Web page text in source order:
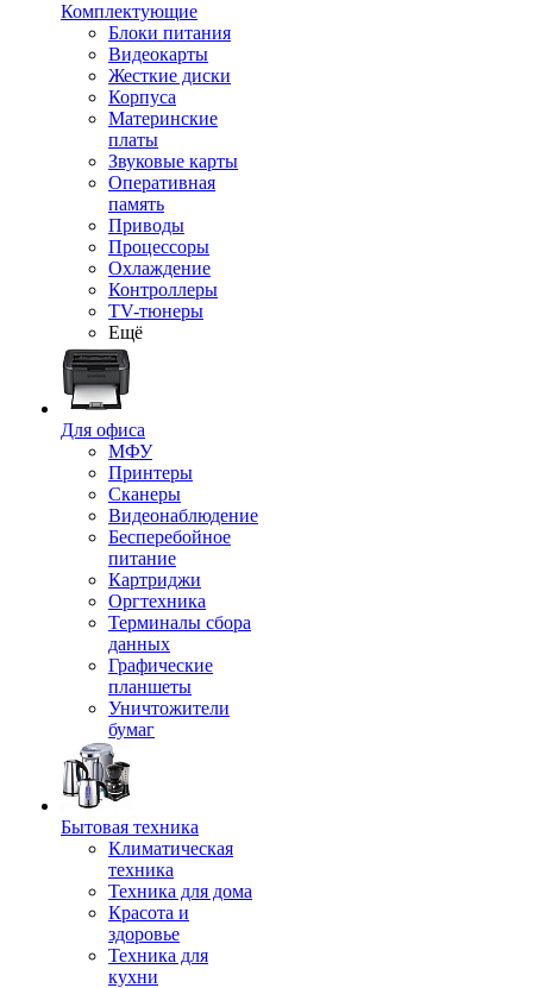
Комплектующие
Блоки питания
Видеокарты
Жесткие диски
Корпуса
Материнские
платы
Звуковые карты
Оперативная
память
Приводы
Процессоры
Охлаждение
Контроллеры
TV-тюнеры
Ещё
Для офиса
МФУ
Принтеры
Сканеры
Видеонаблюдение
Бесперебойное
питание
Картриджи
Оргтехника
Терминалы сбора
данных
Графические
планшеты
Уничтожители
бумаг
Бытовая техника
Климатическая
техника
Техника для дома
Красота и
здоровье
Техника для
кухни